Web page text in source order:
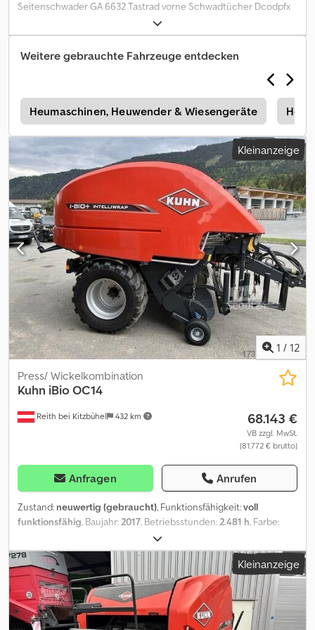
Seitenschwader GA 6632 Tastrad vorne Schwadtücher Dcodpfx
Ajzh Rqmjnvok WW-Gelenkwelle
Weitere gebrauchte Fahrzeuge entdecken
Heumaschinen, Heuwender & Wiesengeräte
Kleinanzeige
1 / 12
Reith bei Kitzbühel 432 km
Press/ Wickelkombination
Kuhn iBio OC14
68.143 €
VB zzgl. MwSt.
(81.772 € brutto)
Anfragen Anrufen
Zustand: neuwertig (gebraucht), Funktionsfähigkeit:voll
funktionsfähig, Baujahr:2017, Betriebsstunden:2.481 h, Farbe:
, Maschinen-/Fahrzeugnummer:
7010357, Die Press-/ Wickelkombination der Marke Kuhn, Modell
aus dem Baujahr 2014, ist ein leistungsstarkes und zuverlässiges
Gerät für die effiziente Ernteverarbeitung. Diese Maschine
kombiniert die Funktionen des Pressens und Wickelns in einem
Arbeitsgang, was Zeit und Aufwand spart und gleichzeitig eine
hohe Qualität der Ballen gewährleistet. Mit 2481 Betriebsstunden
Kleinanzeige